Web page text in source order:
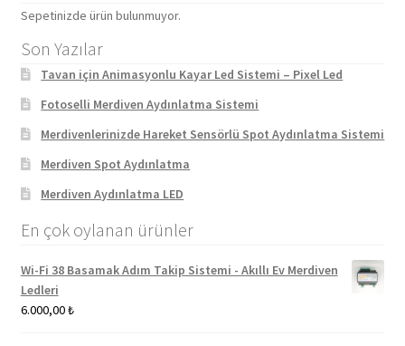
Sepetinizde ürün bulunmuyor.
Son Yazılar
Tavan için Animasyonlu Kayar Led Sistemi – Pixel Led
Fotoselli Merdiven Aydınlatma Sistemi
Merdivenlerinizde Hareket Sensörlü Spot Aydınlatma Sistemi
Merdiven Spot Aydınlatma
Merdiven Aydınlatma LED
En çok oylanan ürünler
Wi-Fi 38 Basamak Adım Takip Sistemi - Akıllı Ev Merdiven
Ledleri
6.000,00₺